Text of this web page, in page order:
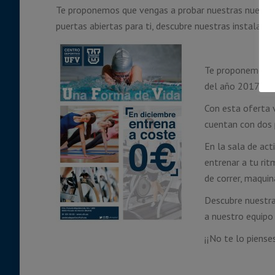
Te proponemos que vengas a probar nuestras
puertas abiertas para ti, descubre nuestras
Te proponemos
del año 2017:
Con esta oferta
cuentan con
En la sala de
entrenar a tu
de correr,
Descubre
a nuestro
¡¡No te lo